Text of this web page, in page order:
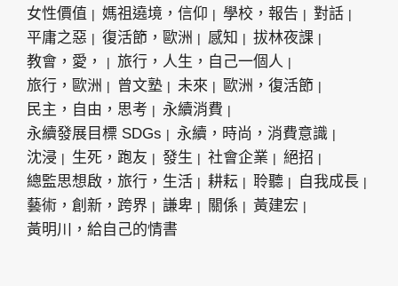
女性價值
媽祖遶境，信仰 學校，報告
對話
平庸之惡
復活節，歐洲 感知
拔林夜課
教會，愛，
旅行，人生，自己一個人
旅行，歐洲
曾文塾 未來
歐洲，復活節
民主，自由，思考
永續消費
永續發展目標 SDGs
永續，時尚，消費意識
沈浸
生死，跑友 發生 社會企業
絕招
總監思想啟，旅行，生活
耕耘 聆聽
自我成長
藝術，創新，跨界
謙卑 關係
黃建宏
黃明川，給自己的情書